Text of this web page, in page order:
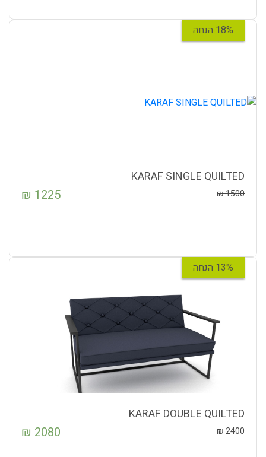
18% הנחה
KARAF SINGLE QUILTED
1500
₪
1225
₪
13% הנחה
KARAF DOUBLE QUILTED
2400
₪
2080
₪